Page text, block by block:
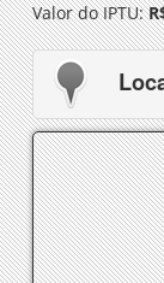
Valor do IPTU: